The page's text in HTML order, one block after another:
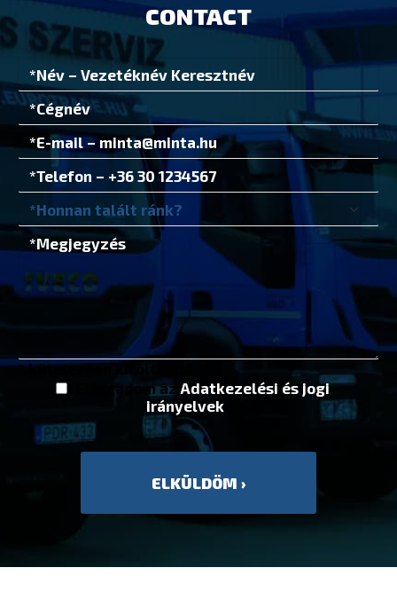
CONTACT
* kötelezően kitöltendő
Elfogadom az Adatkezelési és jogi
irányelveket